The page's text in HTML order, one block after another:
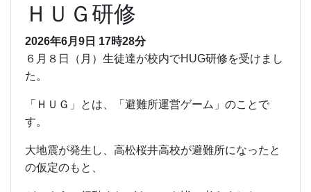
ＨＵＧ研修
2026年6月9日 17時28分
６月８日（月）生徒達が校内でHUG研修を受けまし
た。
「ＨＵＧ」とは、「避難所運営ゲーム」のことで
す。
大地震が発生し、高松桜井高校が避難所になったと
の仮定のもと、